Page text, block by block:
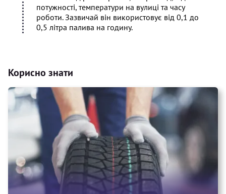
потужності, температури на вулиці та часу
роботи. Зазвичай він використовує від 0,1 до
0,5 літра палива на годину.
Корисно знати